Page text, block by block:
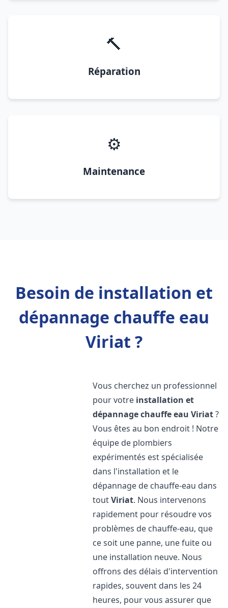
🔨
Réparation
⚙️
Maintenance
Besoin de installation et
dépannage chauffe eau
Viriat ?
Vous cherchez un professionnel
pour votre installation et
dépannage chauffe eau Viriat?
Vous êtes au bon endroit ! Notre
équipe de plombiers
expérimentés est spécialisée
dans l'installation et le
dépannage de chauffe-eau dans
toutViriat. Nous intervenons
rapidement pour résoudre vos
problèmes de chauffe-eau, que
ce soit une panne, une fuite ou
une installation neuve. Nous
offrons des délais d'intervention
rapides, souvent dans les 24
heures, pour vous assurer que